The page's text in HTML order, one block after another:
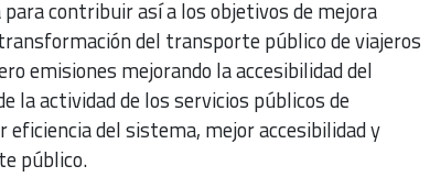
contribuir así a los objetivos de mejora
del transporte público de viajeros
emisiones mejorando la accesibilidad del
la actividad de los servicios públicos de
del sistema, mejor accesibilidad y
público.